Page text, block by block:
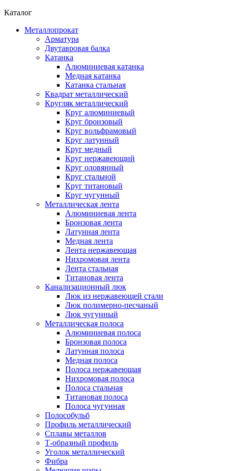
Каталог
Металлопрокат
Арматура
Двутавровая балка
Катанка
Алюминиевая катанка
Медная катанка
Катанка стальная
Квадрат металлический
Кругляк металлический
Круг алюминиевый
Круг бронзовый
Круг вольфрамовый
Круг латунный
Круг медный
Круг нержавеющий
Круг оловянный
Круг стальной
Круг титановый
Круг чугунный
Металлическая лента
Алюминиевая лента
Бронзовая лента
Латунная лента
Медная лента
Лента нержавеющая
Нихромовая лента
Лента стальная
Титановая лента
Канализационный люк
Люк из нержавеющей стали
Люк полимерно-песчаный
Люк чугунный
Металлическая полоса
Алюминиевая полоса
Бронзовая полоса
Латунная полоса
Медная полоса
Полоса нержавеющая
Нихромовая полоса
Полоса стальная
Титановая полоса
Полоса чугунная
Полособульб
Профиль металлический
Сплавы металлов
Т-образный профиль
Уголок металлический
Фибра